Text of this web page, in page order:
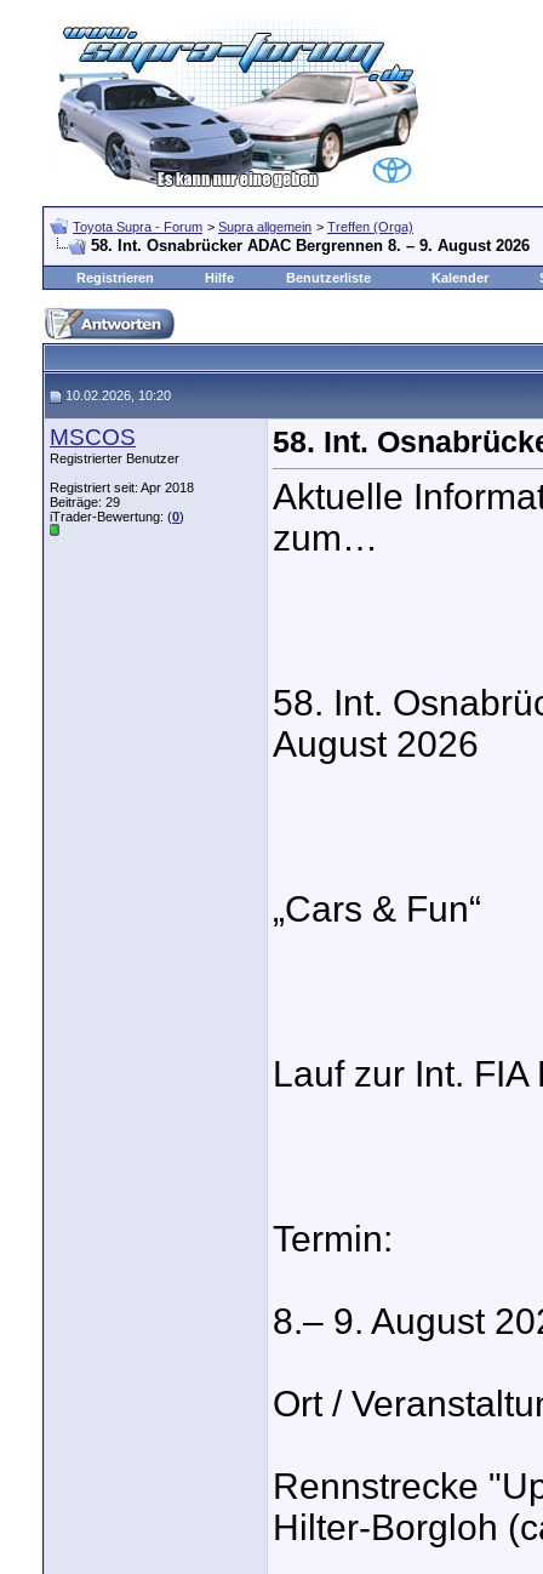
Toyota Supra - Forum > Supra allgemein > Treffen (Orga)
58. Int. Osnabrücker ADAC Bergrennen 8. – 9. August 2026
Registrieren Hilfe Benutzerliste Kalender
10.02.2026, 10:20
MSCOS
Registrierter Benutzer
Registriert seit: Apr 2018
Beiträge: 29
iTrader-Bewertung: (0)
58. Int.
Aktuelle
zum…
58. Int.
August 2026
„Cars & Fun“
Lauf zur Int.
Termin:
8.– 9. August
Ort /
Rennstrecke
Hilter-Borgloh